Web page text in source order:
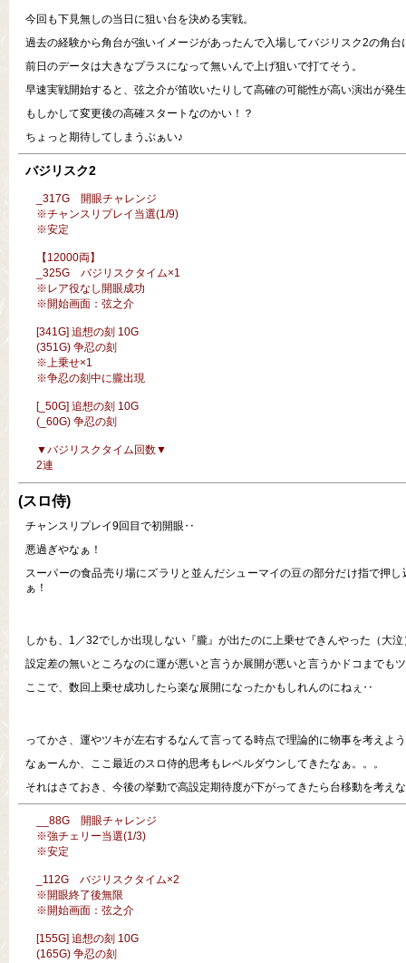
今回も下見無しの当日に狙い台を決める実戦。
過去の経験から角台が強いイメージがあったんで入場してバジリスク2の角台
前日のデータは大きなプラスになって無いんで上げ狙いで打てそう。
早速実戦開始すると、弦之介が笛吹いたりして高確の可能性が高い演出が発
もしかして変更後の高確スタートなのかい！？
ちょっと期待してしまうぶぁい♪
バジリスク2
_317G 開眼チャレンジ
※チャンスリプレイ当選(1/9)
※安定
【12000両】
_325G バジリスクタイム×1
※レア役なし開眼成功
※開始画面：弦之介
[341G] 追想の刻 10G
(351G) 争忍の刻
※上乗せ×1
※争忍の刻中に朧出現
[_50G] 追想の刻 10G
(_60G) 争忍の刻
▼バジリスクタイム回数▼
2連
(スロ侍)
チャンスリプレイ9回目で初開眼‥
悪過ぎやなぁ！
スーパーの食品売り場にズラリと並んだシューマイの豆の部分だけ指で押
ぁ！
しかも、1／32でしか出現しない『朧』が出たのに上乗せできんやった（大泣
設定差の無いところなのに運が悪いと言うか展開が悪いと言うかドコまでも
ここで、数回上乗せ成功したら楽な展開になったかもしれんのにねぇ‥
ってかさ、運やツキが左右するなんて言ってる時点で理論的に物事を考えよ
なぁーんか、ここ最近のスロ侍的思考もレベルダウンしてきたなぁ。。。
それはさておき、今後の挙動で高設定期待度が下がってきたら台移動を考え
__88G 開眼チャレンジ
※強チェリー当選(1/3)
※安定
_112G バジリスクタイム×2
※開眼終了後無限
※開始画面：弦之介
[155G] 追想の刻 10G
(165G) 争忍の刻